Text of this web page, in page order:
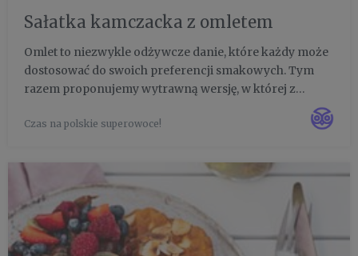
Sałatka kamczacka z omletem
Omlet to niezwykle odżywcze danie, które każdy może
dostosować do swoich preferencji smakowych. Tym
razem proponujemy wytrawną wersję, w której z
kamczacka - słodko-kwaśna idealna jako baza sosu
Czas na polskie superowoce!